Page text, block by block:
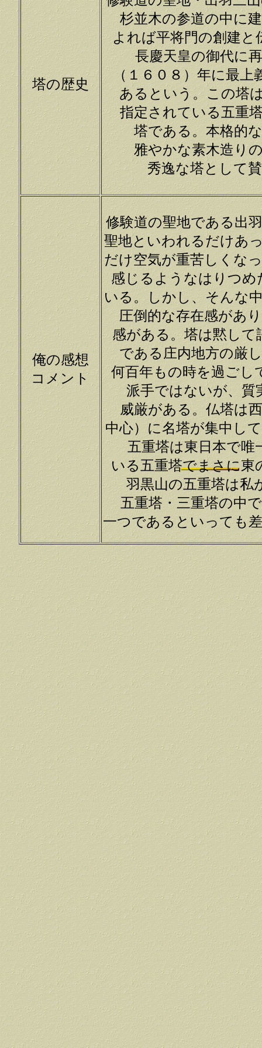
塔の歴史
杉並木の参道の中に
よれば平将門の創建と
長慶天皇の御代に
（１６０８）年に最上
あるという。この塔
指定されている五重
塔である。本格的
雅やかな素木造り
秀逸な塔として
俺の感想
コメント
修験道の聖地である出
聖地といわれるだけあ
だけ空気が重苦しくな
感じるようなはりつめ
いる。しかし、そんな
圧倒的な存在感があ
感がある。塔は黙して
である庄内地方の厳
何百年もの時を過ごし
派手ではないが、質
威厳がある。仏塔は
中心）に名塔が集中し
五重塔は東日本で唯
いる五重塔でまさに東
羽黒山の五重塔は私
五重塔・三重塔の中
一つであるといっても